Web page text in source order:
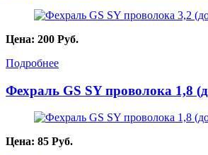
Цена: 200 Руб.
Подробнее
Фехраль GS SY проволока 1,8
Цена: 85 Руб.